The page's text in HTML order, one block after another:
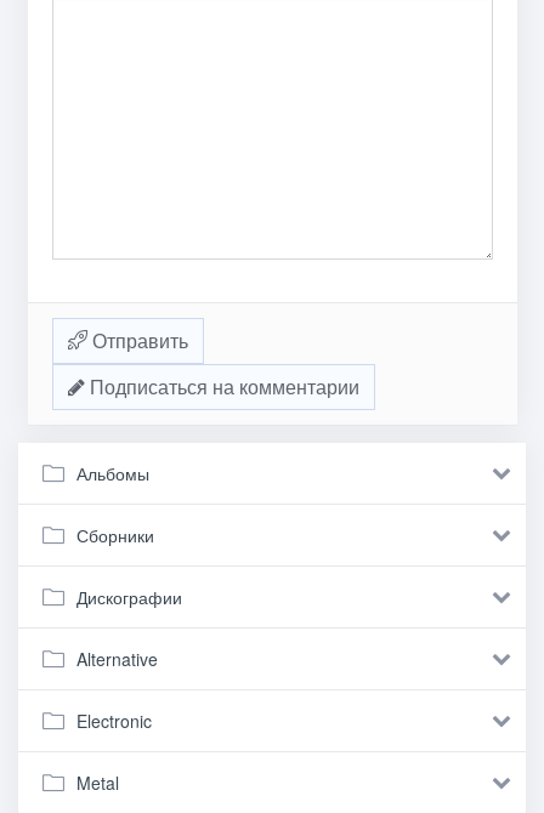
Отправить
Подписаться на комментарии
Альбомы
Сборники
Дискографии
Alternative
Electronic
Metal